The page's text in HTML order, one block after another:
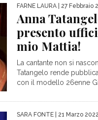
FARNE LAURA | 27 Febbraio
Anna
presento
mio Mattia!
La cantante non si
Tatangelo rende
con il modello 26enne
SARA FONTE | 21 Marzo 2022